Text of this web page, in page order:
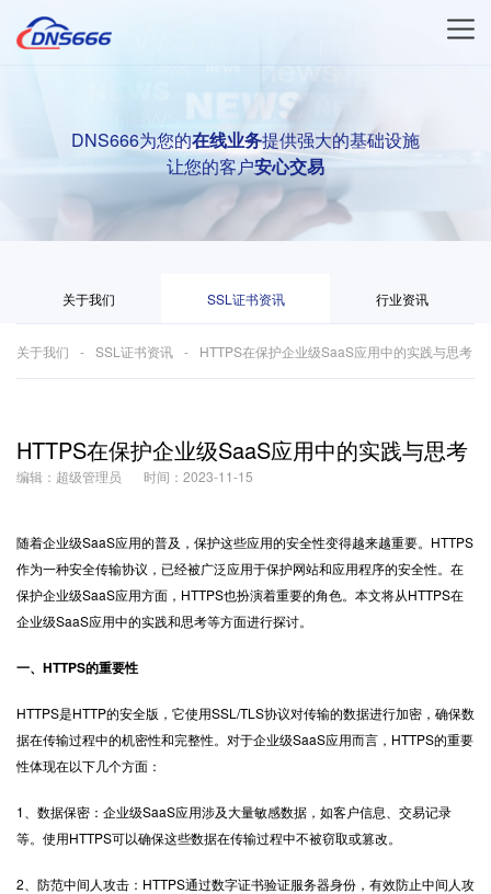
DNS666为您的在线业务提供强大的基础设施
让您的客户安心交易
关于我们 SSL证书资讯 行业资讯
关于我们 SSL证书资讯 HTTPS在保护企业级SaaS应用中的实践与思考
HTTPS在保护企业级SaaS应用中的实践与思考
编辑：超级管理员 时间：2023-11-15
随着企业级SaaS应用的普及，保护这些应用的安全性变得越来越重要。 HTTPS
作为一种安全传输协议，已经被广泛应用于保护网站和应用程序的安全性。在
保护企业级SaaS应用方面，HTTPS也扮演着重要的角色。本文将从HTTPS在
企业级SaaS应用中的实践和思考等方面进行探讨。
一、HTTPS的重要性
HTTPS是HTTP的安全版，它使用SSL/TLS协议对传输的数据进行加密，确保数
据在传输过程中的机密性和完整性。对于企业级SaaS应用而言，HTTPS的重要
性体现在以下几个方面：
1、数据保密：企业级SaaS应用涉及大量敏感数据，如客户信息、交易记录
等。使用HTTPS可以确保这些数据在传输过程中不被窃取或篡改。
2、防范中间人攻击：HTTPS通过数字证书验证服务器身份，有效防止中间人攻